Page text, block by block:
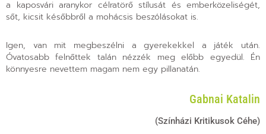
a kaposvári aranykor célratörő stílusát és emberközeliségét,
sőt, kicsit későbbről a mohácsis beszólásokat is.
Igen, van mit megbeszélni a gyerekekkel a játék után.
Óvatosabb felnőttek talán nézzék meg előbb egyedül. Én
könnyesre nevettem magam nem egy pillanatán.
Gabnai Katalin
(Színházi Kritikusok Céhe)